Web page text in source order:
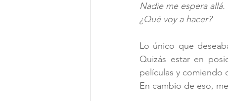
Nadie me espera allá.
¿Qué voy a hacer?
Lo único que
Quizás estar en
películas y comiendo
En cambio de eso,